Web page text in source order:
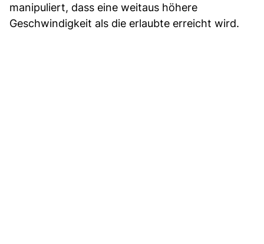
manipuliert, dass eine weitaus höhere
Geschwindigkeit als die erlaubte erreicht wird.